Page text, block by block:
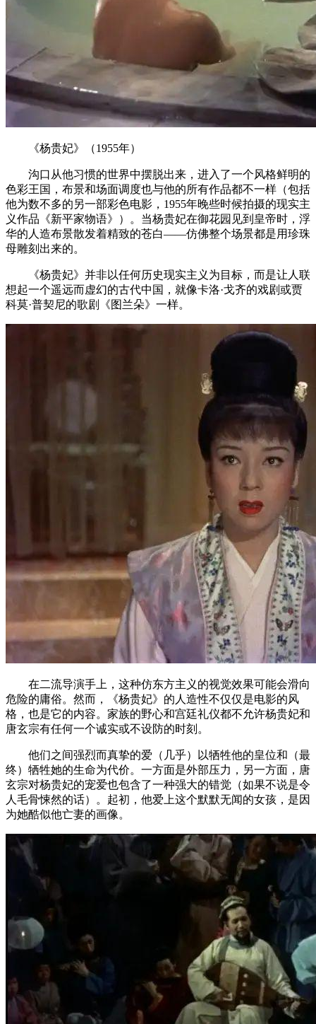
《杨贵妃》（1955年）
沟口从他习惯的世界中摆脱出来，进入了一个风格鲜明的
色彩王国，布景和场面调度也与他的所有作品都不一样（包括
他为数不多的另一部彩色电影，1955年晚些时候拍摄的现实主
义作品《新平家物语》）。当杨贵妃在御花园见到皇帝时，浮
华的人造布景散发着精致的苍白——仿佛整个场景都是用珍珠
母雕刻出来的。
《杨贵妃》并非以任何历史现实主义为目标，而是让人联
想起一个遥远而虚幻的古代中国，就像卡洛·戈齐的戏剧或贾
科莫·普契尼的歌剧《图兰朵》一样。
在二流导演手上，这种仿东方主义的视觉效果可能会滑向
危险的庸俗。然而，《杨贵妃》的人造性不仅仅是电影的风
格，也是它的内容。家族的野心和宫廷礼仪都不允许杨贵妃和
唐玄宗有任何一个诚实或不设防的时刻。
他们之间强烈而真挚的爱（几乎）以牺牲他的皇位和（最
终）牺牲她的生命为代价。一方面是外部压力，另一方面，唐
玄宗对杨贵妃的宠爱也包含了一种强大的错觉（如果不说是令
人毛骨悚然的话）。起初，他爱上这个默默无闻的女孩，是因
为她酷似他亡妻的画像。